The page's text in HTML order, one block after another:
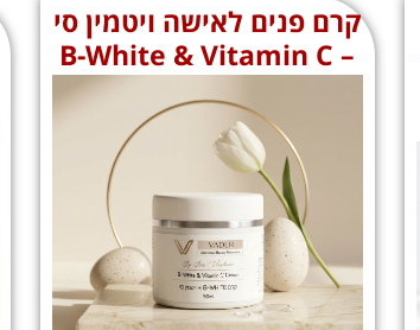
קרם פנים לאישה ויטמין סי
– B-White & Vitamin C